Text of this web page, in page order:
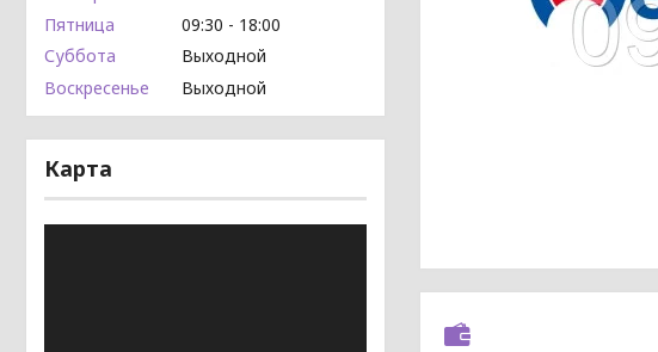
Пятница
09:30
18:00
Суббота
Выходной
Воскресенье
Выходной
Карта